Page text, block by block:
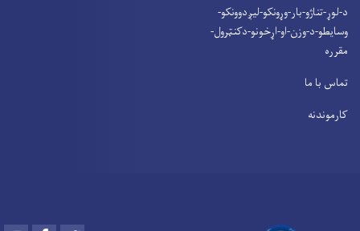
د-لوړ-تناژو-بار-وړونکو-لیږدوونکو-
وسایطو-د-وزن-او-اړخونو-دکنټرول-
مقرره
تماس با ما
کارموندنه